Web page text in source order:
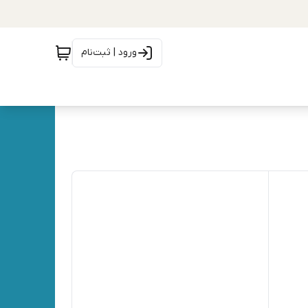
ورود | ثبت‌نام